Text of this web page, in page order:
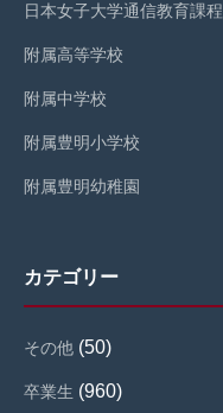
日本女子大学通信教育課程
附属高等学校
附属中学校
附属豊明小学校
附属豊明幼稚園
カテゴリー
その他 (50)
卒業生 (960)